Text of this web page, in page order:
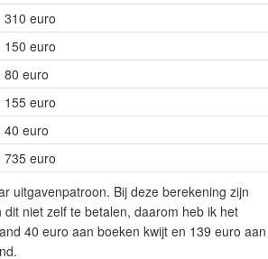
310 euro
150 euro
80 euro
155 euro
40 euro
735 euro
uitgavenpatroon. Bij deze berekening zijn
niet zelf te betalen, daarom heb ik het
40 euro aan boeken kwijt en 139 euro aan